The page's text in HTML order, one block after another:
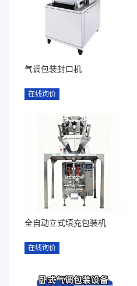
气调包装封口机
在线询价
全自动立式填充包装机
在线询价